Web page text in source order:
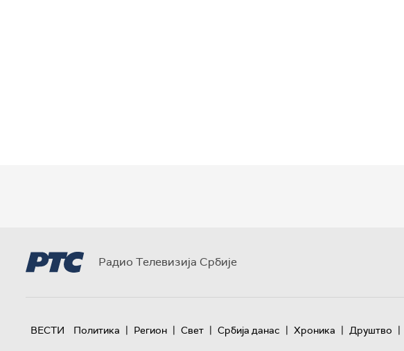
Радио Телевизија Србије
ВЕСТИ Политика | Регион | Свет | Србија данас | Хроника | Друштво |